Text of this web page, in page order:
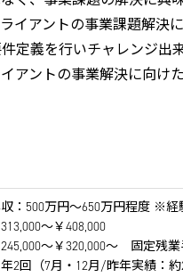
イアントの事業課題解決
定義を行いチャレンジ
アントの事業解決に向け
：500万円～650万円程度 ※
～￥408,000
～￥320,000～ 固定残
2回（7月・12月/昨年実績：約